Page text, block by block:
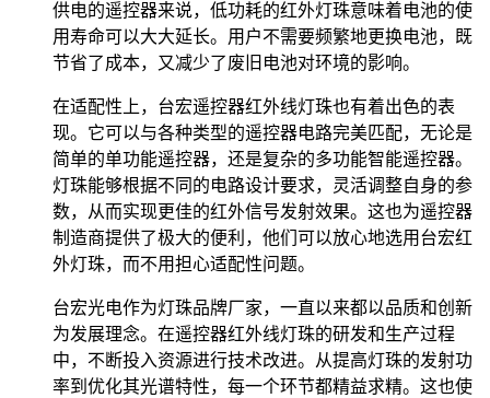
供电的遥控器来说，低功耗的红外灯珠意味着电池的使
用寿命可以大大延长。用户不需要频繁地更换电池，既
节省了成本，又减少了废旧电池对环境的影响。
在适配性上，台宏遥控器红外线灯珠也有着出色的表
现。它可以与各种类型的遥控器电路完美匹配，无论是
简单的单功能遥控器，还是复杂的多功能智能遥控器。
灯珠能够根据不同的电路设计要求，灵活调整自身的参
数，从而实现更佳的红外信号发射效果。这也为遥控器
制造商提供了极大的便利，他们可以放心地选用台宏红
外灯珠，而不用担心适配性问题。
台宏光电作为灯珠品牌厂家，一直以来都以品质和创新
为发展理念。在遥控器红外线灯珠的研发和生产过程
中，不断投入资源进行技术改进。从提高灯珠的发射功
率到优化其光谱特性，每一个环节都精益求精。这也使